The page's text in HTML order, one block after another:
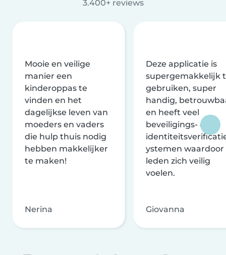
3.400+ reviews
Mooie en veilige
manier een
kinderoppas te
vinden en het
dagelijkse leven van
moeders en vaders
die hulp thuis nodig
hebben makkelijker
te maken!
Nerina
Deze applicatie is
supergemakkelijk
gebruiken, super
handig,
en heeft veel
beveiligings- en
ystemen waardoor
leden zich veilig
voelen.
Giovanna